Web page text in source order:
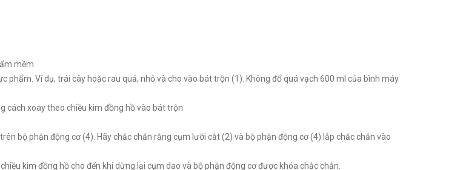
mềm
phẩm. Ví dụ, trái cây hoặc rau quả, nhỏ và cho vào bát trộn (1). Không đổ quá vạch 600 ml của bình máy
cách xoay theo chiều kim đồng hồ vào bát trộn
bộ phận động cơ (4). Hãy chắc chắn rằng cụm lưỡi cắt (2) và bộ phận động cơ (4) lắp chắc chắn vào
kim đồng hồ cho đến khi dừng lại cụm dao và bộ phận động cơ được khóa chắc chắn.